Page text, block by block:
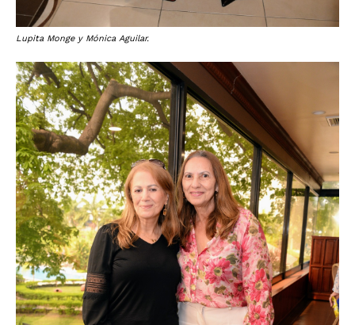
Lupita Monge y Mónica Aguilar.